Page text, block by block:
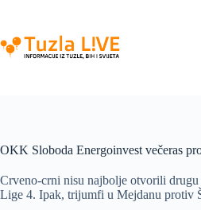
content
OKK Sloboda Energoinvest večeras
Crveno-crni nisu najbolje otvorili drugu
Lige 4. Ipak, trijumfi u Mejdanu protiv